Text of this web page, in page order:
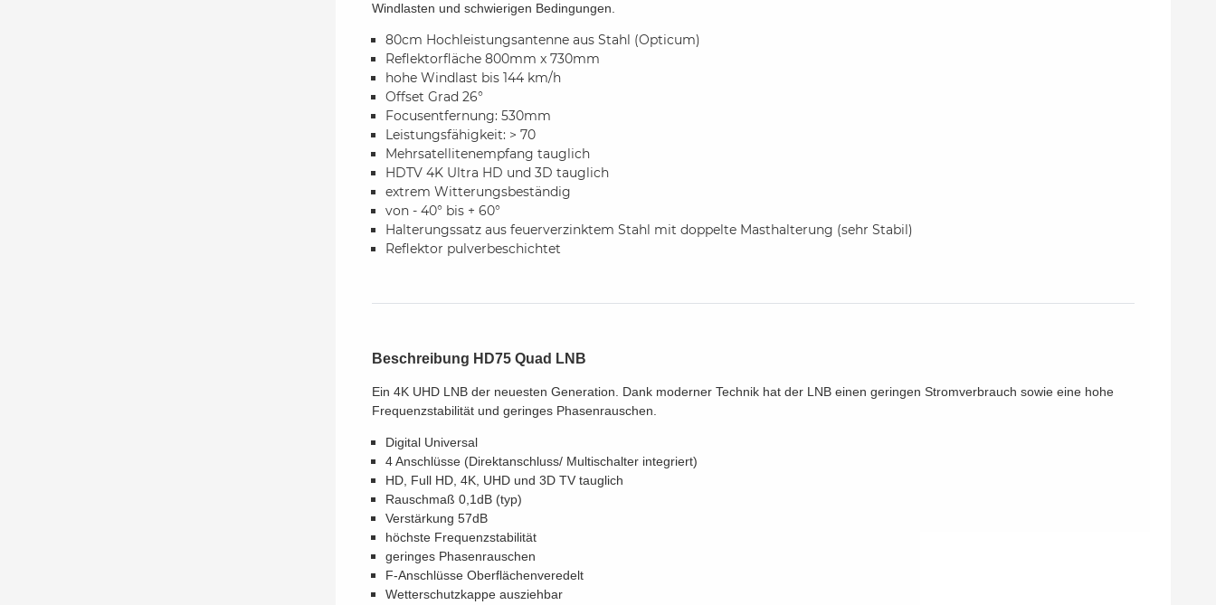
Windlasten und schwierigen Bedingungen.
80cm Hochleistungsantenne aus Stahl (Opticum)
Reflektorfläche 800mm x 730mm
hohe Windlast bis 144 km/h
Offset Grad 26°
Focusentfernung: 530mm
Leistungsfähigkeit: > 70
Mehrsatellitenempfang tauglich
HDTV 4K Ultra HD und 3D tauglich
extrem Witterungsbeständig
von - 40° bis + 60°
Halterungssatz aus feuerverzinktem Stahl mit doppelte Masthalterung (sehr Stabil)
Reflektor pulverbeschichtet
Beschreibung HD75 Quad LNB
Ein 4K UHD LNB der neuesten Generation. Dank moderner Technik hat der LNB einen geringen Stromverbrauch sowie eine hohe
Frequenzstabilität und geringes Phasenrauschen.
Digital Universal
4 Anschlüsse (Direktanschluss/ Multischalter integriert)
HD, Full HD, 4K, UHD und 3D TV tauglich
Rauschmaß 0,1dB (typ)
Verstärkung 57dB
höchste Frequenzstabilität
geringes Phasenrauschen
​F-Anschlüsse Oberflächenveredelt
Wetterschutzkappe ausziehbar